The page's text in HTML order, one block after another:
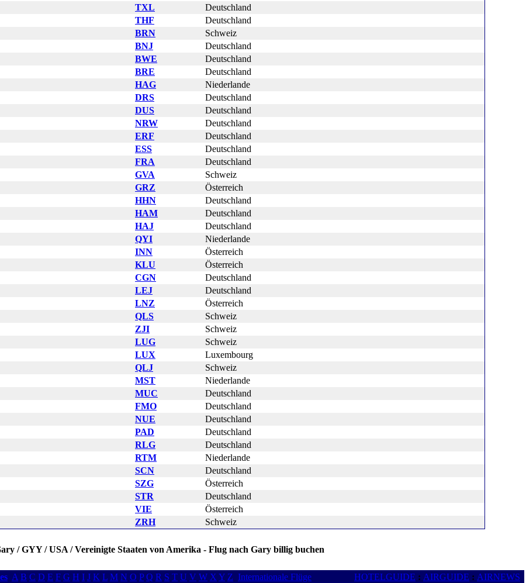
TXL
Deutschland
THF
Deutschland
BRN
Schweiz
BNJ
Deutschland
BWE
Deutschland
BRE
Deutschland
HAG
Niederlande
DRS
Deutschland
DUS
Deutschland
NRW
Deutschland
ERF
Deutschland
ESS
Deutschland
FRA
Deutschland
GVA
Schweiz
GRZ
Österreich
HHN
Deutschland
HAM
Deutschland
HAJ
Deutschland
QYI
Niederlande
INN
Österreich
KLU
Österreich
CGN
Deutschland
LEJ
Deutschland
LNZ
Österreich
QLS
Schweiz
ZJI
Schweiz
LUG
Schweiz
LUX
Luxembourg
QLJ
Schweiz
MST
Niederlande
MUC
Deutschland
FMO
Deutschland
NUE
Deutschland
PAD
Deutschland
RLG
Deutschland
RTM
Niederlande
SCN
Deutschland
SZG
Österreich
STR
Deutschland
VIE
Österreich
ZRH Schweiz
/ GYY / USA / Vereinigte Staaten von Amerika - Flug nach Gary billig buchen
A B C D E F G H I J K L M N O P Q R S T U V W X Y Z Internationale Flüge HOTELGUIDE : AIRGUIDE : AIRNEWS